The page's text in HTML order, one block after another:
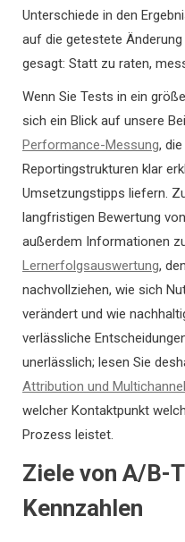
Unterschiede in den
auf die getestete
gesagt: Statt zu raten,
Wenn Sie Tests in ein
sich ein Blick auf unsere
Performance-Messung,
Reportingstrukturen klar
Umsetzungstipps liefern.
langfristigen Bewertung
außerdem Informationen
Lernerfolgsauswertung,
nachvollziehen, wie sich
verändert und wie
verlässliche
unerlässlich; lesen Sie
Attribution und
welcher Kontaktpunkt
Prozess leistet.
Ziele von A/B-
Kennzahlen